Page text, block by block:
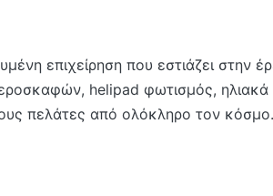
επιχείρηση που εστιάζει
helipad φωτισμός,
πελάτες από ολόκληρο τον κόσμο.